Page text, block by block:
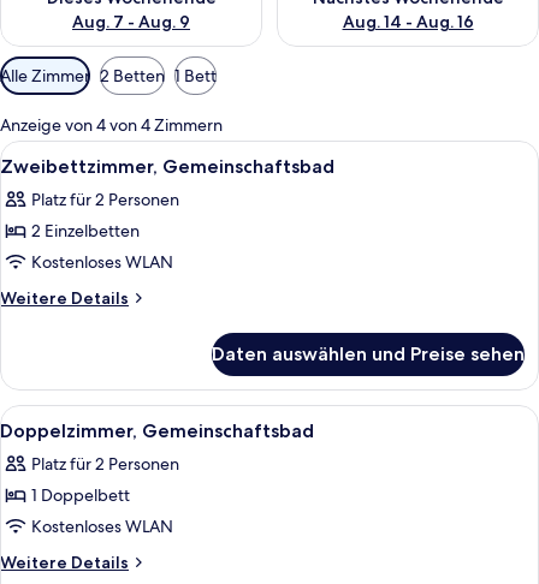
Aug. 7 - Aug. 9
Aug. 14 - Aug. 16
Verfügbare
Filter
für
Zimmer
Alle Zimmer 2 Betten 1 Bett
Anzeige von 4 von 4 Zimmern
Alle
Fotos
für
Zweibettzimmer,
Gemeinschaftsbad
anzeigen
Zweibettzimmer, Gemeinschaftsbad
12
Zweibettzimmer, Gemeinschaftsbad
Platz für 2 Personen
2 Einzelbetten
Kostenloses WLAN
Weitere Details
Weitere
Gemeinschaftsbad
Daten auswählen und Preise sehen
Alle
Fotos
für
Doppelzimmer,
Gemeinschaftsbad
anzeigen
Ein Schlafzimmer mit einem Bett,
8
Doppelzimmer, Gemeinschaftsbad
Platz für 2 Personen
1 Doppelbett
Kostenloses WLAN
Weitere Details
Weitere